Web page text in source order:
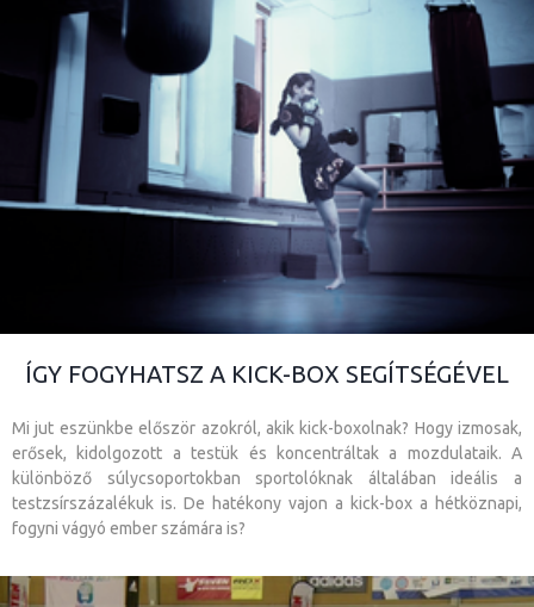
ÍGY FOGYHATSZ A KICK-BOX SEGÍTSÉGÉVEL
Mi jut eszünkbe először azokról, akik kick-boxolnak? Hogy izmosak,
erősek, kidolgozott a testük és koncentráltak a mozdulataik. A
különböző súlycsoportokban sportolóknak általában ideális a
testzsírszázalékuk is. De hatékony vajon a kick-box a hétköznapi,
fogyni vágyó ember számára is?